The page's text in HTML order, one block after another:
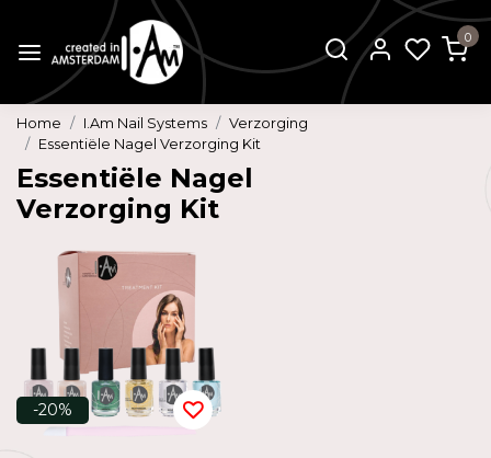
0
Home I.Am Nail Systems
Verzorging
Essentiële Nagel Verzorging Kit
Essentiële Nagel
Verzorging Kit
-20%